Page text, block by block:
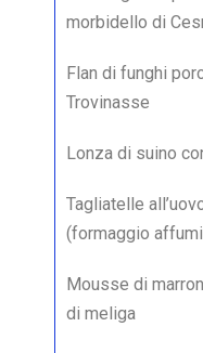
morbidello di
Flan di funghi
Trovinasse
Lonza di suino
Tagliatelle
(formaggio
Mousse di
di meliga